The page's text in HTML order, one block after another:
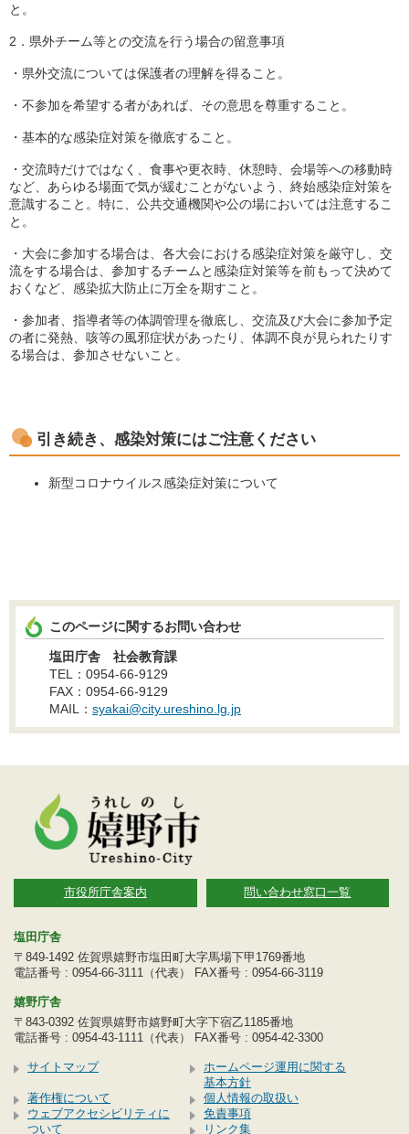
と。
2．県外チーム等との交流を行う場合の留意事項
・県外交流については保護者の理解を得ること。
・不参加を希望する者があれば、その意思を尊重すること。
・基本的な感染症対策を徹底すること。
・交流時だけではなく、食事や更衣時、休憩時、会場等への移動時
など、あらゆる場面で気が緩むことがないよう、終始感染症対策を
意識すること。特に、公共交通機関や公の場においては注意するこ
と。
・大会に参加する場合は、各大会における感染症対策を厳守し、交
流をする場合は、参加するチームと感染症対策等を前もって決めて
おくなど、感染拡大防止に万全を期すこと。
・参加者、指導者等の体調管理を徹底し、交流及び大会に参加予定
の者に発熱、咳等の風邪症状があったり、体調不良が見られたりす
る場合は、参加させないこと。
引き続き、感染対策にはご注意ください
新型コロナウイルス感染症対策について
このページに関するお問い合わせ
塩田庁舎 社会教育課
TEL：0954-66-9129
FAX：0954-66-9129
MAIL： syakai@city.ureshino.lg.jp
市役所庁舎案内 問い合わせ窓口一覧
塩田庁舎
〒849-1492 佐賀県嬉野市塩田町大字馬場下甲1769番地
電話番号 : 0954-66-3111（代表） FAX番号 : 0954-66-3119
嬉野庁舎
〒843-0392 佐賀県嬉野市嬉野町大字下宿乙1185番地
電話番号 : 0954-43-1111（代表） FAX番号 : 0954-42-3300
サイトマップ
ホームページ運用に関する
基本方針
著作権について
個人情報の取扱い
ウェブアクセシビリティに
ついて
免責事項
リンク集